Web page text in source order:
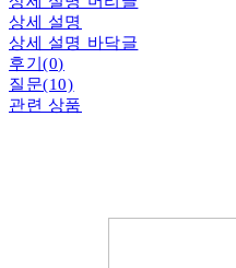
상세 설명
상세 설명 바닥글
후기(0)
질문(10)
관련 상품